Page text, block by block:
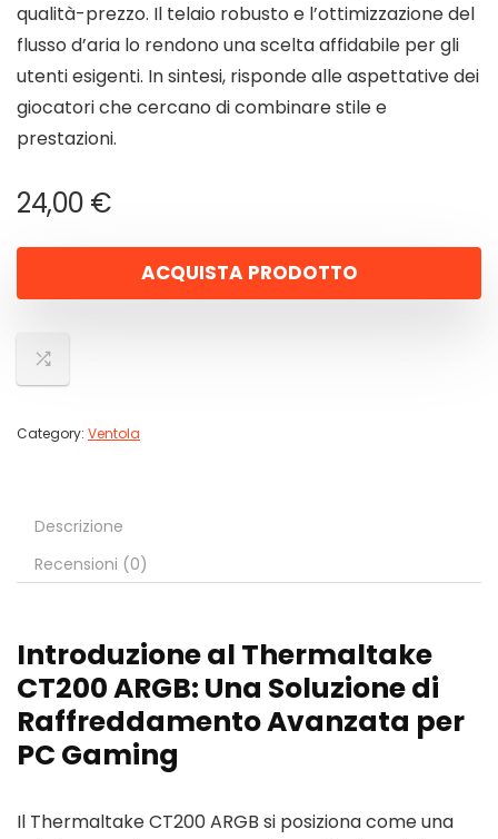
qualità-prezzo. Il telaio robusto e l’ottimizzazione del
flusso d’aria lo rendono una scelta affidabile per gli
utenti esigenti. In sintesi, risponde alle aspettative dei
giocatori che cercano di combinare stile e
prestazioni.
24,00 €
ACQUISTA PRODOTTO
Category: Ventola
Descrizione
Recensioni (0)
Introduzione al Thermaltake
CT200 ARGB: Una Soluzione di
Raffreddamento Avanzata per
PC Gaming
Il Thermaltake CT200 ARGB si posiziona come una